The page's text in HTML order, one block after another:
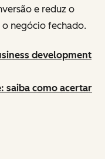
e reduz o
negócio fechado.
development
saiba como acertar